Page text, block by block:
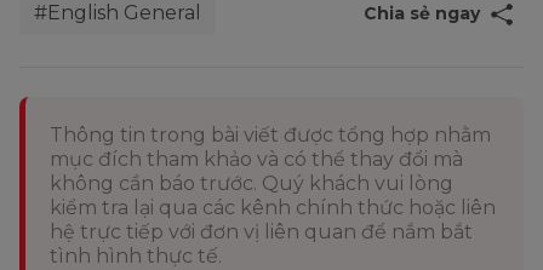
#English General Chia sẻ ngay
Thông tin trong bài viết được tổng hợp nhằm
mục đích tham khảo và có thể thay đổi mà
không cần báo trước. Quý khách vui lòng
kiểm tra lại qua các kênh chính thức hoặc liên
hệ trực tiếp với đơn vị liên quan để nắm bắt
tình hình thực tế.